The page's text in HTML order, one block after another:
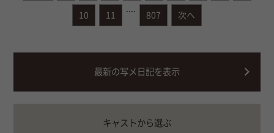
10 11 807 次へ
最新の写メ日記を表示
キャストから選ぶ